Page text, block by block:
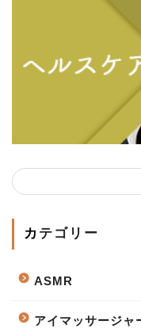
カテゴリー
ASMR
アイマッサージャ